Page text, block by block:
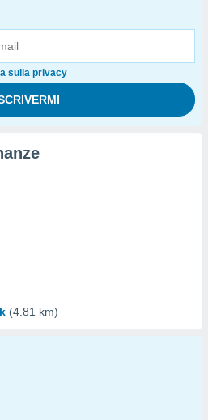
sulla privacy
(4.81 km)